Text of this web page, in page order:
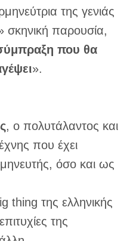
της γενιάς
σκηνική παρουσία,
που θα
».
, ο πολυτάλαντος και
που έχει
όσο και ως
thing της ελληνικής
της